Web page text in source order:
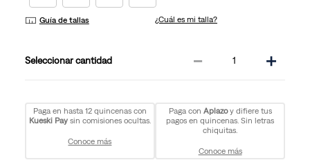
Guía de tallas ¿Cuál es mi talla?
cantidad ＋
－
Paga en hasta 12 quincenas con
Kueski Paysin comisiones ocultas.
Conoce más
Paga con Aplazoy difiere tus
pagos en quincenas. Sin letras
chiquitas.
Conoce más